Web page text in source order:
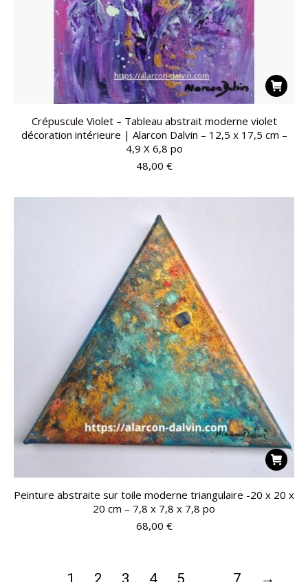
Crépuscule Violet – Tableau abstrait moderne violet
décoration intérieure | Alarcon Dalvin – 12,5 x 17,5 cm –
4,9 X 6,8 po
48,00 €
Peinture abstraite sur toile moderne triangulaire -20 x 20 x
20 cm – 7,8 x 7,8 x 7,8 po
68,00 €
1 2 3 4 5 7 →